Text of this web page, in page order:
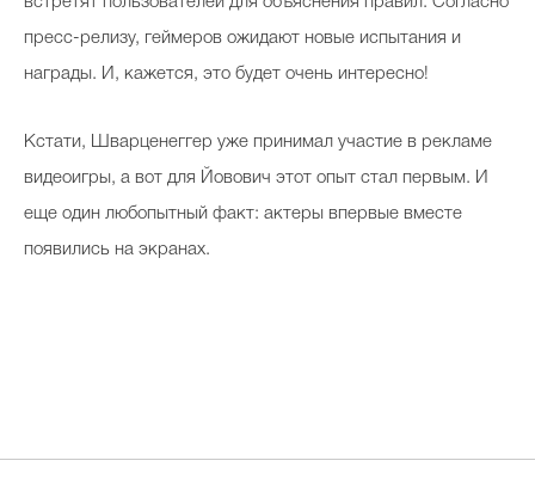
пресс-релизу, геймеров ожидают новые испытания и
награды. И, кажется, это будет очень интересно!
Кстати, Шварценеггер уже принимал участие в рекламе
видеоигры, а вот для Йовович этот опыт стал первым. И
еще один любопытный факт: актеры впервые вместе
появились на экранах.